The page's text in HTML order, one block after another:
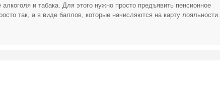
и табака. Для этого нужно просто предъявить пенсионное
так, а в виде баллов, которые начисляются на карту лояльности.